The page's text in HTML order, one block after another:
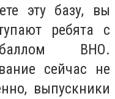
эту базу, вы
ребята с
ВНО.
сейчас не
выпускники